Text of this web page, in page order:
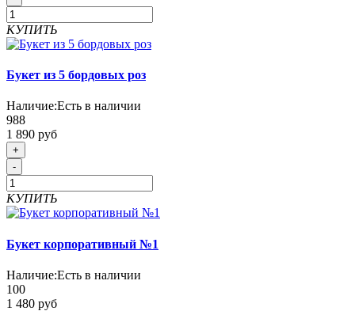
КУПИТЬ
Букет из 5 бордовых роз
Наличие:Есть в наличии
988
1 890 руб
+
-
КУПИТЬ
Букет корпоративный №1
Наличие:Есть в наличии
100
1 480 руб